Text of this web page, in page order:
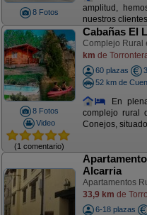
8 Fotos
amplitud,
nuestros
8 Fotos
Video
(1 comentario)
Cabañas El
Complejo Rural
km de
60 plazas
52 km de
En
complejo rural
Conejos,
Alcarria
Apartamentos
33,9 km de
6-18 plazas